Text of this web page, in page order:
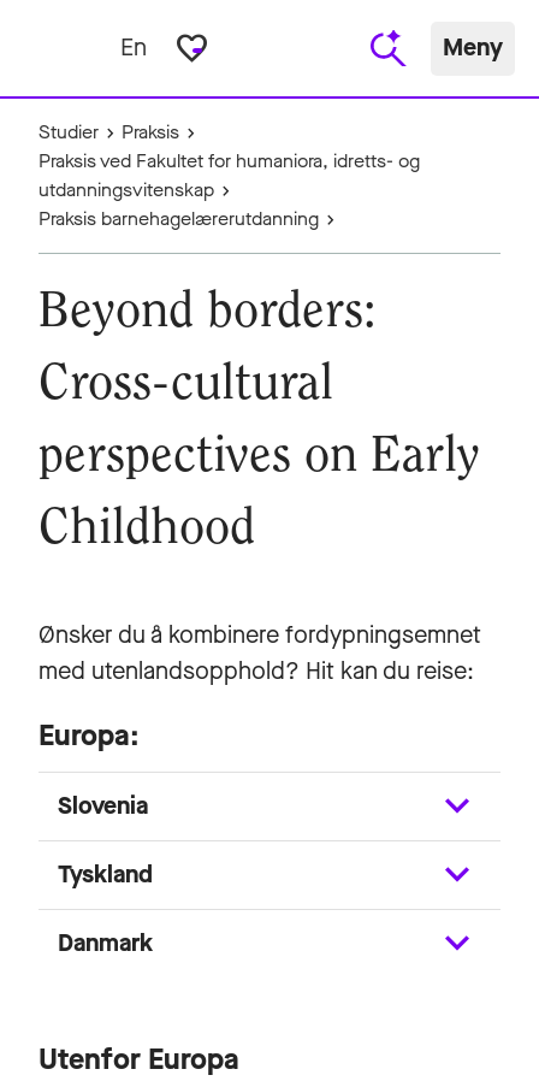
En favorite_border Meny
Studier
Praksis
Praksis ved Fakultet for humaniora, idretts- og
utdanningsvitenskap
Praksis barnehagelærerutdanning
Beyond borders:
Cross-cultural
perspectives on Early
Childhood
Ønsker du å kombinere fordypningsemnet
med utenlandsopphold? Hit kan du reise:
Europa:
Slovenia
Tyskland
Danmark
Utenfor Europa